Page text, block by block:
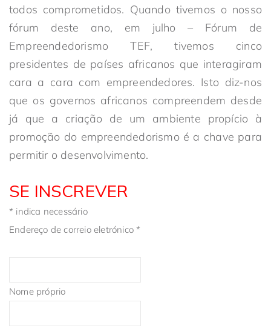
todos comprometidos. Quando tivemos o nosso
fórum deste ano, em julho – Fórum de
Empreendedorismo TEF, tivemos cinco
presidentes de países africanos que interagiram
cara a cara com empreendedores. Isto diz-nos
que os governos africanos compreendem desde
já que a criação de um ambiente propício à
promoção do empreendedorismo é a chave para
permitir o desenvolvimento.
SE INSCREVER
* indica necessário
Endereço de correio eletrónico*
Nome próprio